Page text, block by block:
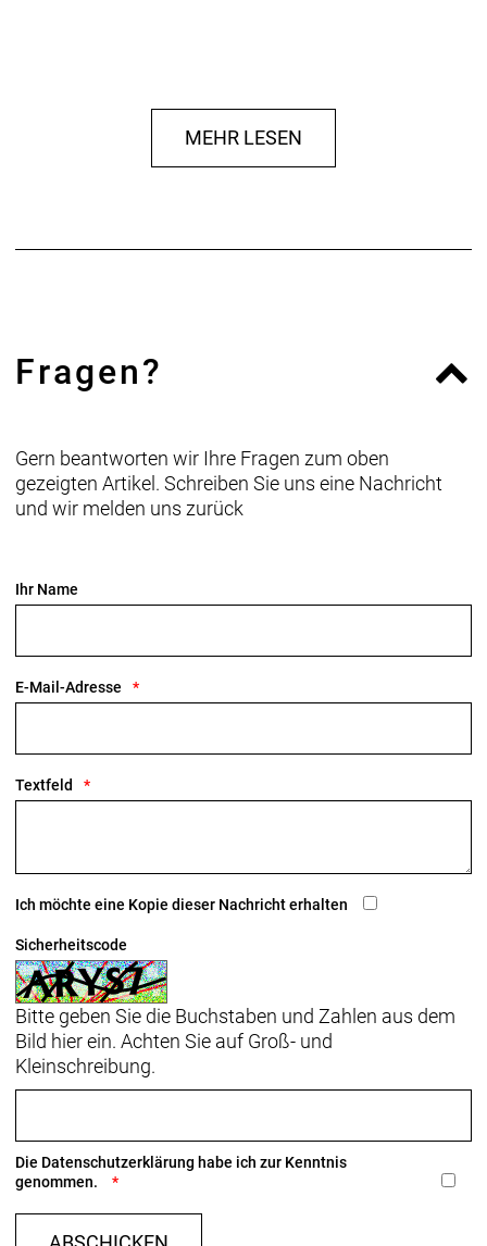
MEHR LESEN
Fragen?
Gern beantworten wir Ihre Fragen zum oben
gezeigten Artikel. Schreiben Sie uns eine Nachricht
und wir melden uns zurück
Ihr Name
E-Mail-Adresse
Textfeld
Ich möchte eine Kopie dieser Nachricht erhalten
Sicherheitscode
Bitte geben Sie die Buchstaben und Zahlen aus dem
Bild hier ein. Achten Sie auf Groß- und
Kleinschreibung.
Die Datenschutzerklärung habe ich zur Kenntnis
genommen.